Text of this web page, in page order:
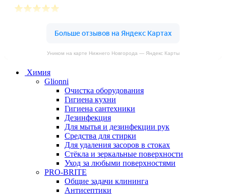
Уником на карте Нижнего Новгорода — Яндекс Карты
Химия
Glionni
Очистка оборудования
Гигиена кухни
Гигиена сантехники
Дезинфекция
Для мытья и дезинфекции рук
Средства для стирки
Для удаления засоров в стоках
Стёкла и зеркальные поверхности
Уход за любыми поверхностями
PRO-BRITE
Общие задачи клининга
Антисептики